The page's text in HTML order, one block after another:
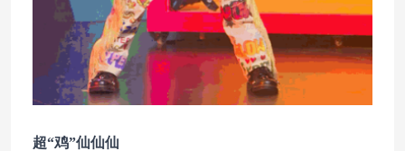
超“鸡”仙仙仙